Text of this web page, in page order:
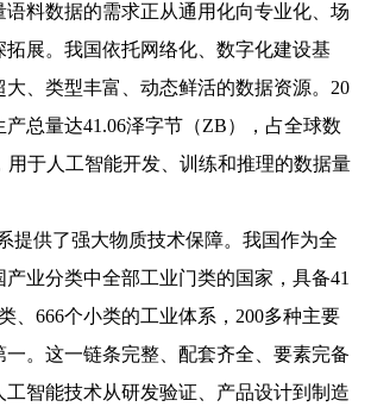
语料数据的需求正从通用化向专业化、场
拓展。我国依托网络化、数字化建设基
大、类型丰富、动态鲜活的数据资源。20
产总量达41.06泽字节（ZB），占全球数
用于人工智能开发、训练和推理的数据量
提供了强大物质技术保障。我国作为全
业分类中全部工业门类的国家，具备41
、666个小类的工业体系，200多种主要
一。这一链条完整、配套齐全、要素完备
工智能技术从研发验证、产品设计到制造